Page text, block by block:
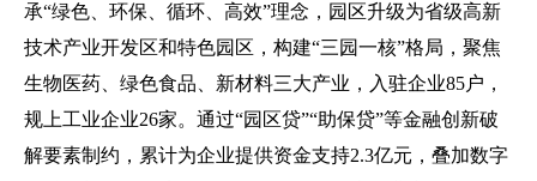
承“绿色、环保、循环、高效”理念，园区升级为省级高新
技术产业开发区和特色园区，构建“三园一核”格局，聚焦
生物医药、绿色食品、新材料三大产业，入驻企业85户，
规上工业企业26家。通过“园区贷”“助保贷”等金融创新破
解要素制约，累计为企业提供资金支持2.3亿元，叠加数字